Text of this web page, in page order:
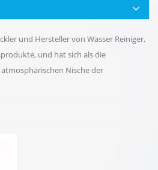
und Hersteller von Wasser Reiniger,
und hat sich als die
Nische der